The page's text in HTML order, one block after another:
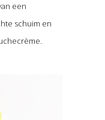
een
schuim en